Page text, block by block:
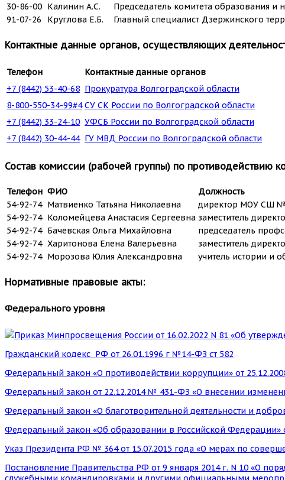
30-86-00 Калинин А.С.
Председатель комитета образования и
91-07-26
Круглова Е.Б. Главный специалист Дзержинского
Контактные данные органов, осуществляющих
Телефон
Контактные данные органов
+7 (8442) 53-40-68 Прокуратура Волгоградской области
8-800-550-34-99#4 СУ СК России по Волгоградской области
+7 (8442) 33-24-10 УФСБ России по Волгоградской области
+7 (8442) 30-44-44 ГУ МВД России по Волгоградской области
Состав комиссии (рабочей группы) по
Телефон ФИО
Должность
54-92-74 Матвиенко Татьяна Николаевна
директор МОУ СШ №
54-92-74 Коломейцева Анастасия Сергеевна заместитель
54-92-74 Бачевская Ольга Михайловна
председатель
54-92-74 Харитонова Елена Валерьевна
заместитель
54-92-74 Морозова Юлия Александровна учитель истории и
Нормативные правовые акты:
Федерального уровня
Приказ Минпросвещения России от 16.02.2022 N 81 «Об
Гражданский кодекс РФ от 26.01.1996 г №14-ФЗ ст 582
Федеральный закон «О противодействии коррупции» от
Федеральный закон от 22.12.2014 № 431-ФЗ «О внесении
Федеральный закон «О благотворительной деятельности и
Федеральный закон «Об образовании в Российской Федерации»
Указ Президента РФ № 364 от 15.07.2015 года «О мерах по
Постановление Правительства РФ от 9 января 2014 г. N 10 «О